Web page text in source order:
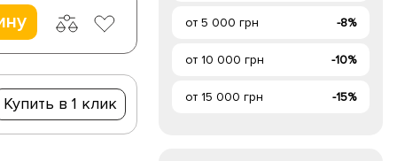
Купить в 1 клик
от 5 000 грн -8%
от 10 000 грн -10%
от 15 000 грн -15%